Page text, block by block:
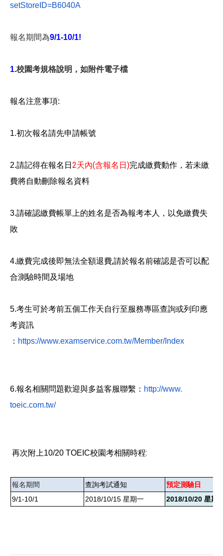
setStoreID=B6040A
報名期間為9/1-10/1!
1.校園考規格說明，如附件電子檔
報名注意事項:
1.初次報名請先申請帳號
2.請記得在報名日2天內(含報名日)完成繳費動作， 若未繳
費將自動刪除報名資料
3.請確認繳費帳單上的姓名是否為報考本人，以免繳費失
敗
4.繳費完成後即無法全額退費,請於報名前確認是否可以配
合測驗時間及場地
5.考生可於考前五個工作天自行至服務專區查詢或列印應
考資訊
： https://www.examservice.com.tw/Member/Index
6.報名相關問題歡迎與多益客服聯繫： http://www.
toeic.com.tw/
再次附上10/20 TOEIC校園考相關時程:
報名期間 查詢考試通知
預定測驗日
9/1-10/1
2018/10/15 星期一 2018/10/20 星期